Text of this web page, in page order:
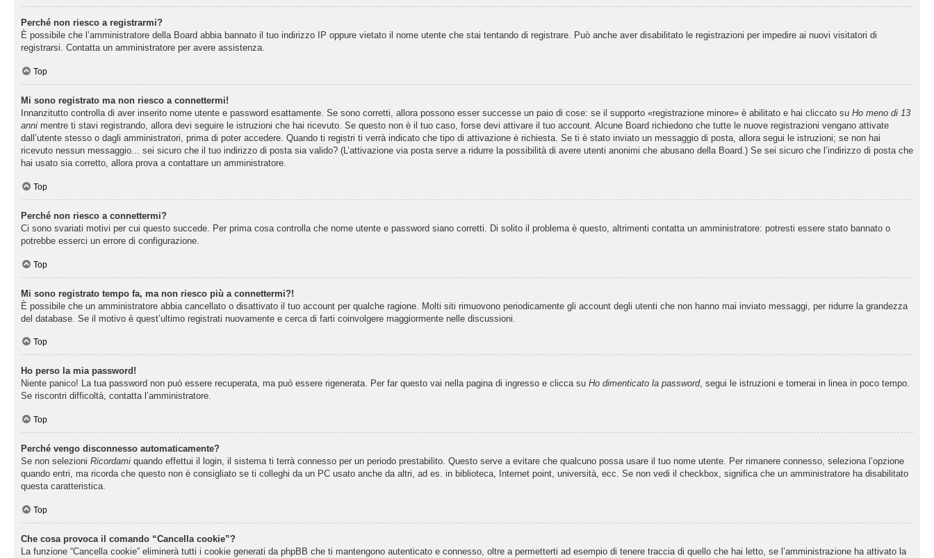
Perché non riesco a registrarmi?
È possibile che l’amministratore della Board abbia bannato il tuo indirizzo IP oppure vietato il nome utente che stai tentando di registrare. Può anche aver disabilitato le registrazioni per impedire ai nuovi visitatori di
registrarsi. Contatta un amministratore per avere assistenza.
Top
Mi sono registrato ma non riesco a connettermi!
Innanzitutto controlla di aver inserito nome utente e password esattamente. Se sono corretti, allora possono esser successe un paio di cose: se il supporto «registrazione minore» è abilitato e hai cliccato su Ho meno di 13
anni mentre ti stavi registrando, allora devi seguire le istruzioni che hai ricevuto. Se questo non è il tuo caso, forse devi attivare il tuo account. Alcune Board richiedono che tutte le nuove registrazioni vengano attivate
dall’utente stesso o dagli amministratori, prima di poter accedere. Quando ti registri ti verrà indicato che tipo di attivazione è richiesta. Se ti è stato inviato un messaggio di posta, allora segui le istruzioni; se non hai
ricevuto nessun messaggio... sei sicuro che il tuo indirizzo di posta sia valido? (L’attivazione via posta serve a ridurre la possibilità di avere utenti anonimi che abusano della Board.) Se sei sicuro che l’indirizzo di posta che
hai usato sia corretto, allora prova a contattare un amministratore.
Top
Perché non riesco a connettermi?
Ci sono svariati motivi per cui questo succede. Per prima cosa controlla che nome utente e password siano corretti. Di solito il problema è questo, altrimenti contatta un amministratore: potresti essere stato bannato o
potrebbe esserci un errore di configurazione.
Top
Mi sono registrato tempo fa, ma non riesco più a connettermi?!
È possibile che un amministratore abbia cancellato o disattivato il tuo account per qualche ragione. Molti siti rimuovono periodicamente gli account degli utenti che non hanno mai inviato messaggi, per ridurre la grandezza
del database. Se il motivo è quest’ultimo registrati nuovamente e cerca di farti coinvolgere maggiormente nelle discussioni.
Top
Ho perso la mia password!
Niente panico! La tua password non può essere recuperata, ma può essere rigenerata. Per far questo vai nella pagina di ingresso e clicca su Ho dimenticato la password, segui le istruzioni e tornerai in linea in poco tempo.
Se riscontri difficoltà, contatta l’amministratore.
Top
Perché vengo disconnesso automaticamente?
Se non selezioni Ricordami quando effettui il login, il sistema ti terrà connesso per un periodo prestabilito. Questo serve a evitare che qualcuno possa usare il tuo nome utente. Per rimanere connesso, seleziona l’opzione
quando entri, ma ricorda che questo non è consigliato se ti colleghi da un PC usato anche da altri, ad es. in biblioteca, Internet point, università, ecc. Se non vedi il checkbox, significa che un amministratore ha disabilitato
questa caratteristica.
Top
Che cosa provoca il comando “Cancella cookie”?
La funzione “Cancella cookie” eliminerà tutti i cookie generati da phpBB che ti mantengono autenticato e connesso, oltre a permetterti ad esempio di tenere traccia di quello che hai letto, se l’amministrazione ha attivato la